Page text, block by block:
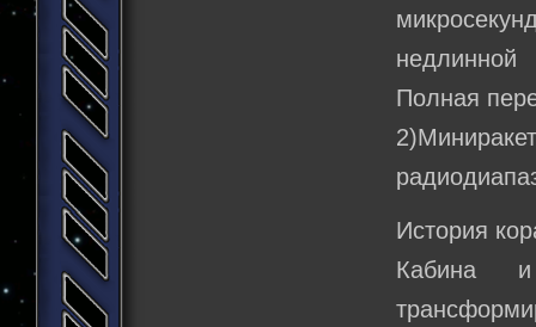
недлинной
Полная
История
Кабина